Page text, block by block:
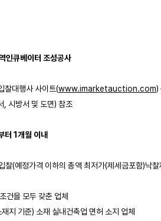
인큐베이터 조성공사
찰대행사 사이트(www.imarketauction.com)
서, 시방서 및 도면) 참조
터 1개월 이내
찰(예정가격 이하의 총액 최저가(제세금포함)낙찰
건을 모두 갖춘 업체
재지 기준) 소재 실내건축업 면허 소지 업체